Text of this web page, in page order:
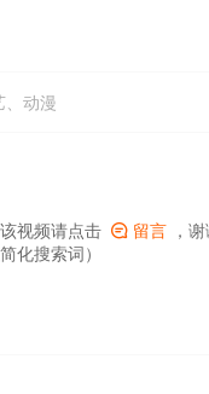
视频请点击  留言 ，谢
化搜索词）